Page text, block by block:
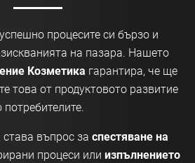
процесите си бързо и
на пазара. Нашето
Козметика гарантира, че ще
това от продуктовото развитие
потребителите.
въпрос за спестяване на
процеси или изпълнението